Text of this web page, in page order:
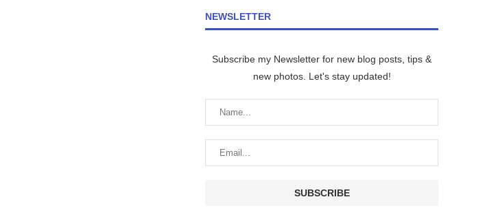
NEWSLETTER
Subscribe my Newsletter for new blog posts, tips &
new photos. Let's stay updated!